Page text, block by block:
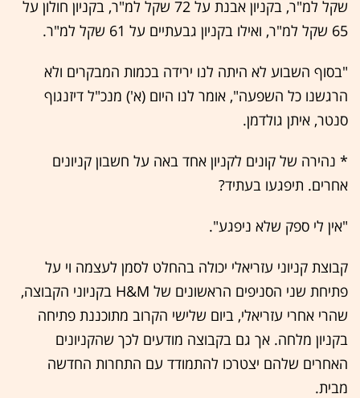
שקל למ"ר, בקניון אבנת על 72 שקל למ"ר, בקניון חולון על
65 שקל למ"ר, ואילו בקניון גבעתיים על 61 שקל למ"ר.
"בסוף השבוע לא היתה לנו ירידה בכמות המבקרים ולא
הרגשנו כל השפעה", אומר לנו היום (א') מנכ"ל דיזנגוף
סנטר, איתן גולדמן.
* נהירה של קונים לקניון אחד באה על חשבון קניונים
אחרים. תיפגעו בעתיד?
"אין לי ספק שלא ניפגע".
קבוצת קניוני עזריאלי יכולה בהחלט לסמן לעצמה וי על
פתיחת שני הסניפים הראשונים של H&M בקניוני הקבוצה,
שהרי אחרי עזריאלי, ביום שלישי הקרוב מתוכננת פתיחה
בקניון מלחה. אך גם בקבוצה מודעים לכך שהקניונים
האחרים שלהם יצטרכו להתמודד עם התחרות החדשה
מבית.